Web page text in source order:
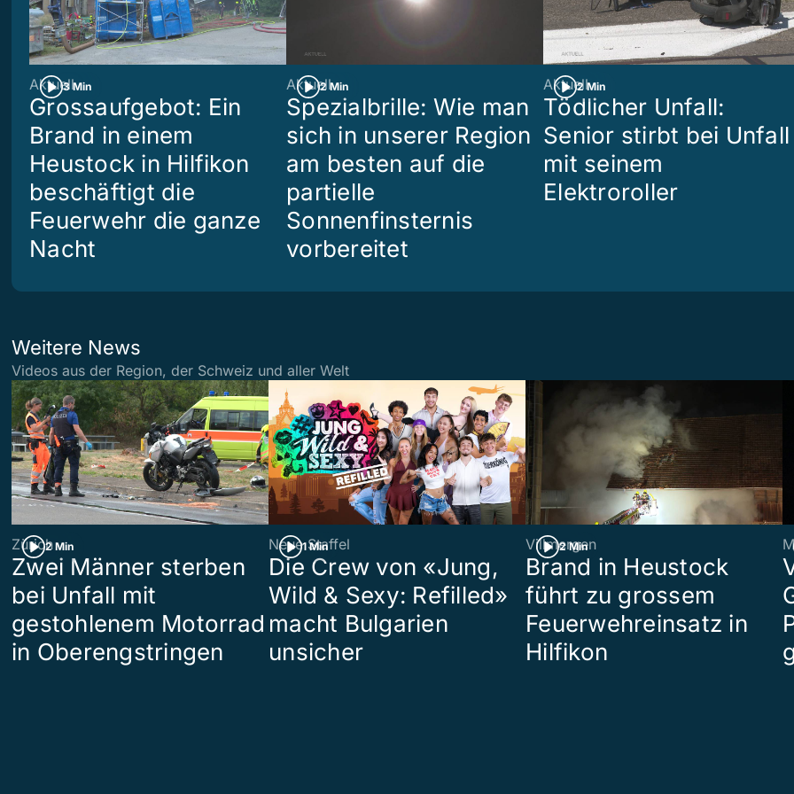
3 Min
Aktuell
Grossaufgebot: Ein
Brand in einem
Heustock in Hilfikon
beschäftigt die
Feuerwehr die ganze
Nacht
2 Min
Aktuell
Spezialbrille: Wie man
sich in unserer Region
am besten auf die
partielle
Sonnenfinsternis
vorbereitet
2 Min
Aktuell
Tödlicher Unfall:
Senior stirbt bei Unfall
mit seinem
Elektroroller
Weitere News
Videos aus der Region, der Schweiz und aller Welt
2 Min
Zürich
Zwei Männer sterben
bei Unfall mit
gestohlenem Motorrad
in Oberengstringen
1 Min
Neue Staffel
Die Crew von «Jung,
Wild & Sexy: Refilled»
macht Bulgarien
unsicher
2 Min
Villmergen
Brand in Heustock
führt zu grossem
Feuerwehreinsatz in
Hilfikon